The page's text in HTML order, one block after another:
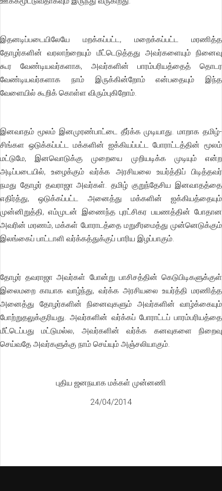
இதனடிப்படையிலேயே மறக்கப்பட்ட, மறைக்கப்பட்ட மரணித்த
தோழர்களின் வரலாற்றையும் மீட்டெடுத்தது அவர்களையும் நினைவு
கூர வேண்டியவர்களாக, அவர்களின் பாரம்பரியத்தைத் தொடர
வேண்டியவர்களாக நாம் இருக்கின்றோம் என்பதையும் இந்த
வேளையில் கூறிக் கொள்ள விரும்புகிறோம்.
இனவாதம் மூலம் இனமுரண்பாட்டை தீர்க்க முடியாது. மாறாக தமிழ்-
சிங்கள ஒடுக்கப்பட்ட மக்களின் ஐக்கியப்பட்ட போராட்டத்தின் மூலம்
மட்டுமே, இனவொடுக்கு முறையை முறியடிக்க முடியும் என்ற
அடிப்படையில், உழைக்கும் வர்க்க அரசியலை உயர்த்திப் பிடித்தவர்
நமது தோழர் தவராஜா அவர்கள். தமிழ் குறுந்தேசிய இனவாதத்தை
எதிர்த்து, ஒடுக்கப்பட்ட அனைத்து மக்களின் ஐக்கியத்தையும்
முன்னிறுத்தி, எம்முடன் இணைந்த புரட்சிகர பயணத்தின் போதான
அவரின் மரணம், மக்கள் போராடத்தை மறுசீரமைத்து முன்னெடுக்கும்
இலங்கைப் பாட்டாளி வர்க்கத்துக்குப் பாரிய இழப்பாகும்.
தோழர் தவராஜா அவர்கள் போன்று பாசிசத்தின் கெடுபிடிகளுக்குள்
இலைமறை காயாக வாழ்ந்து, வர்க்க அரசியலை உயர்த்தி மரணித்த
அனைத்து தோழர்களின் நினைவுகளும் அவர்களின் வாழ்க்கையும்
போற்றுதலுக்குரியது. அவர்களின் வர்க்கப் போராட்டப் பாரம்பரியத்தை
மீட்டெப்பது மட்டுமல்ல, அவர்களின் வர்க்க கனவுகளை நிறைவு
செய்வதே அவர்களுக்கு நாம் செய்யும் அஞ்சலியாகும்.
புதிய ஜனநயாக மக்கள் முன்னணி
24/04/2014